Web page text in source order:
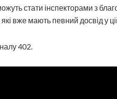
стати інспекторами з
вже мають певний досвід у
402.